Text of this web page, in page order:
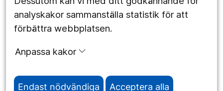
analyskakor sammanställa statistik för att
förbättra webbplatsen.
Anpassa kakor
Endast nödvändiga Acceptera alla
Följ oss
Facebook